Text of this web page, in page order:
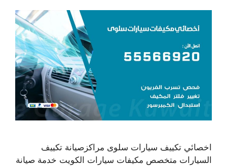
اخصائي تكييف سيارات سلوى مراكزصيانة تكييف
السيارات متخصص مكيفات سيارات الكويت خدمة صيانة